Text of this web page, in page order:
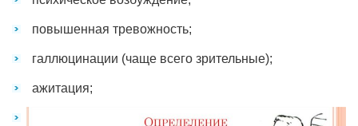
повышенная тревожность;
галлюцинации (чаще всего зрительные);
ажитация;